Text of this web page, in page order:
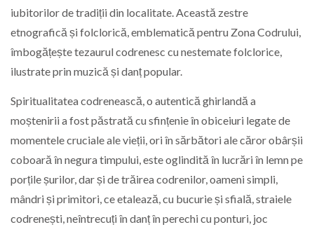
iubitorilor de tradiții din localitate. Această zestre
etnografică și folclorică, emblematică pentru Zona Codrului,
îmbogățește tezaurul codrenesc cu nestemate folclorice,
ilustrate prin muzică și danț popular.
Spiritualitatea codrenească, o autentică ghirlandă a
moștenirii a fost păstrată cu sfințenie în obiceiuri legate de
momentele cruciale ale vieții, ori în sărbători ale căror obârșii
coboară în negura timpului, este oglindită în lucrări în lemn pe
porțile șurilor, dar și de trăirea codrenilor, oameni simpli,
mândri și primitori, ce etalează, cu bucurie și sfială, straiele
codrenești, neîntrecuți în danț în perechi cu ponturi, joc